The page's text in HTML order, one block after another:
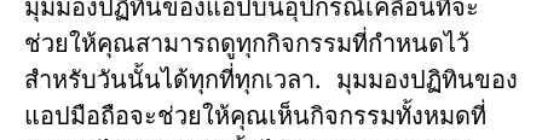
มุมมองปฏิทินของแอปบนอุปกรณ์เคลื่อนที่จะ
ช่วยให้คุณสามารถดูทุกกิจกรรมที่กำหนดไว้
สำหรับวันนั้นได้ทุกที่ทุกเวลา. มุมมองปฏิทินของ
แอปมือถือจะช่วยให้คุณเห็นกิจกรรมทั้งหมดที่